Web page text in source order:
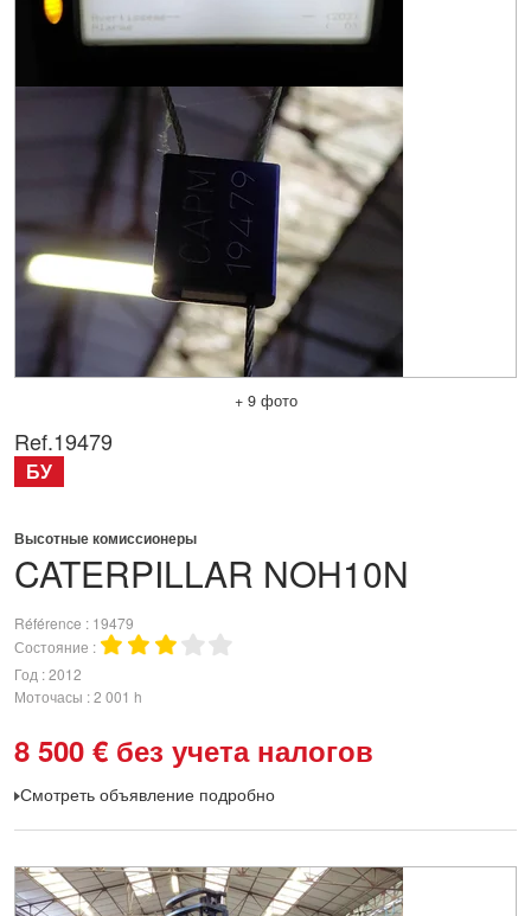
+ 9 фото
CATERPILLAR NOH10N
Высотные комиссионеры
Référence
19479
Состояние
Год 2012
Моточасы 2 001 h
8 500 € без учета налогов
Смотреть объявление подробно
Ref.19479
БУ